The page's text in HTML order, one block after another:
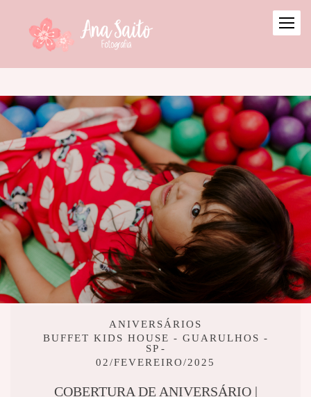
ANIVERSÁRIOS
BUFFET KIDS HOUSE - GUARULHOS -
SP
02/FEVEREIRO/2025
COBERTURA DE ANIVERSÁRIO |